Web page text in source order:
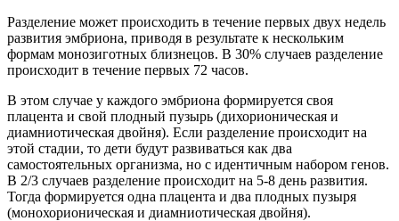
Разделение может происходить в течение первых двух недель
развития эмбриона, приводя в результате к нескольким
формам монозиготных близнецов. В 30% случаев разделение
происходит в течение первых 72 часов.
В этом случае у каждого эмбриона формируется своя
плацента и свой плодный пузырь (дихорионическая и
диамниотическая двойня). Если разделение происходит на
этой стадии, то дети будут развиваться как два
самостоятельных организма, но с идентичным набором генов.
В 2/3 случаев разделение происходит на 5-8 день развития.
Тогда формируется одна плацента и два плодных пузыря
(монохорионическая и диамниотическая двойня).